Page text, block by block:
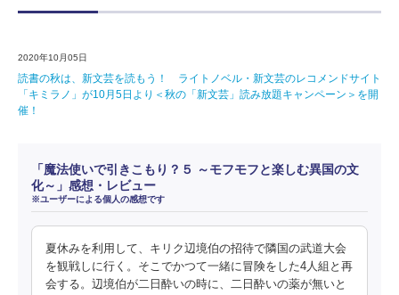
2020年10月05日
読書の秋は、新文芸を読もう！ ライトノベル・新文芸のレコメンドサイト
「キミラノ」が10月5日より＜秋の「新文芸」読み放題キャンペーン＞を開
催！
「魔法使いで引きこもり？５ ～モフモフと楽しむ異国の文
化～」感想・レビュー
※ユーザーによる個人の感想です
夏休みを利用して、キリク辺境伯の招待で隣国の武道大会
を観戦しに行く。そこでかつて一緒に冒険をした4人組と再
会する。辺境伯が二日酔いの時に、二日酔いの薬が無いと